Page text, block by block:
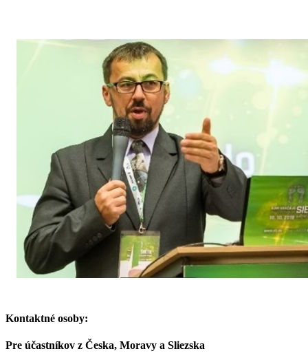
Kontaktné osoby:
Pre účastníkov z Česka, Moravy a Sliezska